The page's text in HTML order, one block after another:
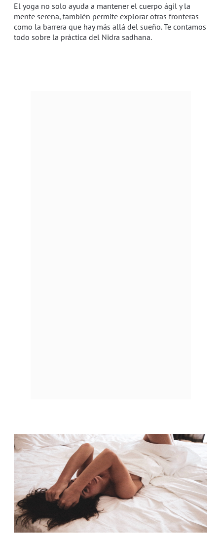
El yoga no solo ayuda a mantener el cuerpo ágil y la
mente serena, también permite explorar otras fronteras
como la barrera que hay más allá del sueño. Te contamos
todo sobre la práctica del Nidra sadhana.